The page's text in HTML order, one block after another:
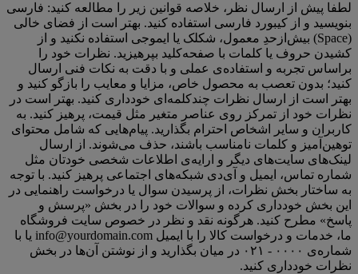
لطفا پیش از ارسال نظر، خلاصه قوانین زیر را مطالعه کنید: فارسی
بنویسید و از کیبورد فارسی استفاده کنید. بهتر است از فضای خالی
(Space) بیش‌از‌حدِ معمول، شکلک یا ایموجی استفاده نکنید و از
کشیدن حروف یا کلمات با صفحه‌کلید بپرهیزید. نظرات خود را
براساس تجربه و استفاده‌ی عملی و با دقت به نکات فنی ارسال
کنید؛ بدون تعصب به محصول خاص، مزایا و معایب را بازگو کنید و
بهتر است از ارسال نظرات چندکلمه‌‌ای خودداری کنید. بهتر است در
نظرات خود از تمرکز روی عناصر متغیر مثل قیمت، پرهیز کنید. به
کاربران و سایر اشخاص احترام بگذارید. پیام‌هایی که شامل محتوای
توهین‌آمیز و کلمات نامناسب باشند، حذف می‌شوند. از ارسال
لینک‌های سایت‌های دیگر و ارایه‌ی اطلاعات شخصی خودتان مثل
شماره تماس، ایمیل و آی‌دی شبکه‌های اجتماعی پرهیز کنید. با توجه
به ساختار بخش نظرات، از پرسیدن سوال یا درخواست راهنمایی در
این بخش خودداری کرده و سوالات خود را در بخش «پرسش و
پاسخ» مطرح کنید. هرگونه نقد و نظر در خصوص سایت فروشگاه
ما، خدمات و درخواست کالا را با ایمیل info@yourdomain.com یا با
شماره‌ی ۰۰۰۰ - ۰۲۱ در میان بگذارید و از نوشتن آن‌ها در بخش
نظرات خودداری کنید.